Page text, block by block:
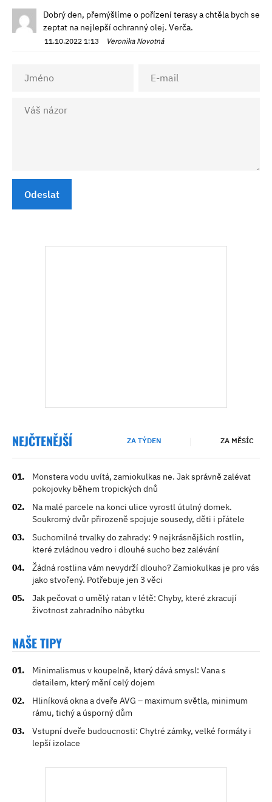
Dobrý den, přemýšlíme o pořízení terasy a chtěla bych se
zeptat na nejlepší ochranný olej. Verča.
11.10.2022 1:13 Veronika Novotná
Odeslat
NEJČTENĚJŠÍ ZA TÝDEN ZA MĚSÍC
Monstera vodu uvítá, zamiokulkas ne. Jak správně zalévat
pokojovky během tropických dnů
Na malé parcele na konci ulice vyrostl útulný domek.
Soukromý dvůr přirozeně spojuje sousedy, děti i přátele
Suchomilné trvalky do zahrady: 9 nejkrásnějších rostlin,
které zvládnou vedro i dlouhé sucho bez zalévání
Žádná rostlina vám nevydrží dlouho? Zamiokulkas je pro vás
jako stvořený. Potřebuje jen 3 věci
Jak pečovat o umělý ratan v létě: Chyby, které zkracují
životnost zahradního nábytku
NAŠE TIPY
Minimalismus v koupelně, který dává smysl: Vana s
detailem, který mění celý dojem
Hliníková okna a dveře AVG – maximum světla, minimum
rámu, tichý a úsporný dům
Vstupní dveře budoucnosti: Chytré zámky, velké formáty i
lepší izolace